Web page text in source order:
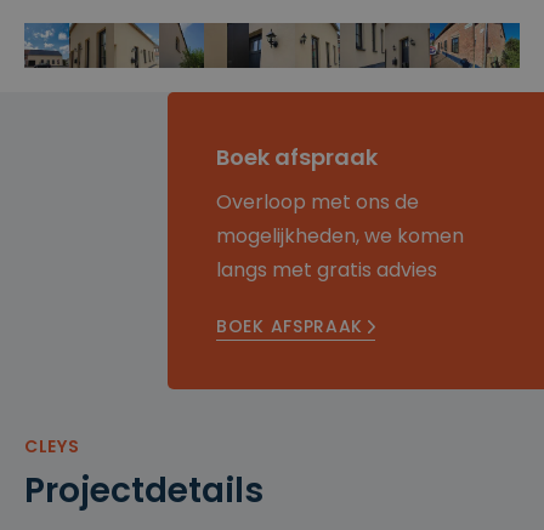
Boek afspraak
Overloop met ons de
mogelijkheden, we komen
langs met gratis advies
BOEK AFSPRAAK
CLEYS
Projectdetails